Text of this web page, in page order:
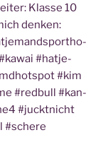
Klas­se 10
den­ken:
#hat­je­
#kim
#red­bull #kan­
#juckt­nicht
#sche­re